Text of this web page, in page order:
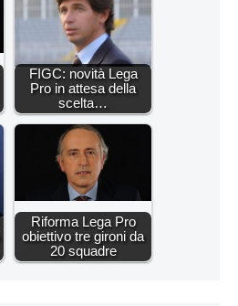
FIGC: novità Lega
Pro in attesa della
scelta…
Riforma Lega Pro
obiettivo tre gironi da
20 squadre